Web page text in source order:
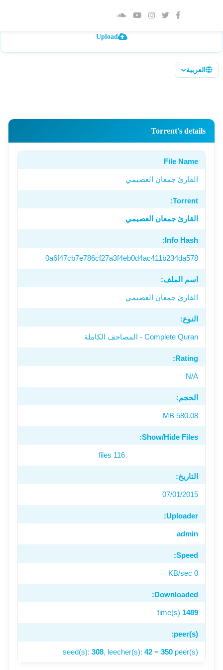
الصفحة الرئيسية
Upload
العربية
Torrent's details
File Name
القارئ جمعان العصيمي
Torrent:
القارئ جمعان العصيمي
Info Hash:
0a6f47cb7e786cf27a3f4eb0d4ac411b234da578
اسم الملف:
القارئ جمعان العصيمي
النوع:
Complete Quran - المصاحف الكاملة
Rating:
N/A
الحجم:
580.08 MB
Show/Hide Files:
116 files
التاريخ:
07/01/2015
Uploader:
admin
Speed:
0 KB/sec
Downloaded:
1489
peer(s):
seed(s): 308, leecher(s): 42 = 350 peer(s)